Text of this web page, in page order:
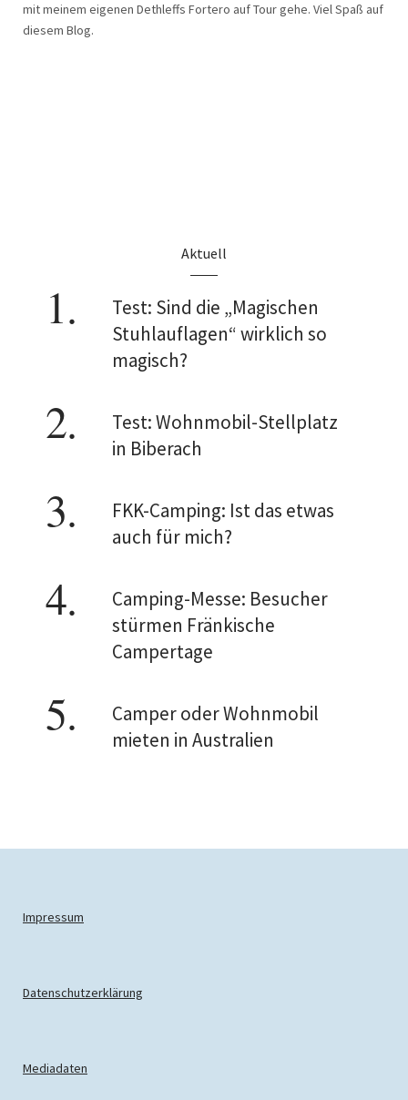
mit meinem eigenen Dethleffs Fortero auf Tour gehe. Viel Spaß auf
diesem Blog.
Aktuell
Test: Sind die „Magischen
Stuhlauflagen“ wirklich so
magisch?
Test: Wohnmobil-Stellplatz
in Biberach
FKK-Camping: Ist das etwas
auch für mich?
Camping-Messe: Besucher
stürmen Fränkische
Campertage
Camper oder Wohnmobil
mieten in Australien
Impressum
Datenschutzerklärung
Mediadaten